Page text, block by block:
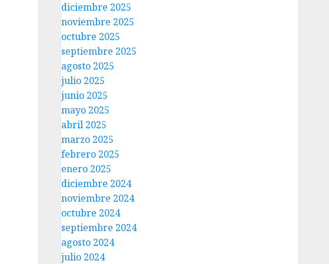
diciembre 2025
noviembre 2025
octubre 2025
septiembre 2025
agosto 2025
julio 2025
junio 2025
mayo 2025
abril 2025
marzo 2025
febrero 2025
enero 2025
diciembre 2024
noviembre 2024
octubre 2024
septiembre 2024
agosto 2024
julio 2024